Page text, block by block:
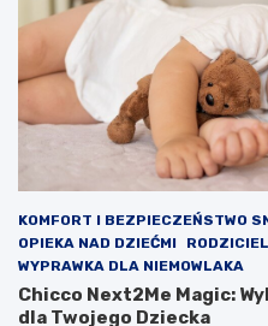
KOMFORT I BEZPIECZEŃSTWO
OPIEKA NAD DZIEĆMI
WYPRAWKA DLA NIEMOWLAKA
Chicco Next2Me Magic:
dla Twojego Dziecka